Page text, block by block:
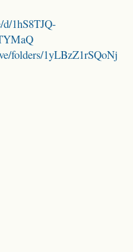
1hS8TJQ-
folders/1yLBzZ1rSQoNj